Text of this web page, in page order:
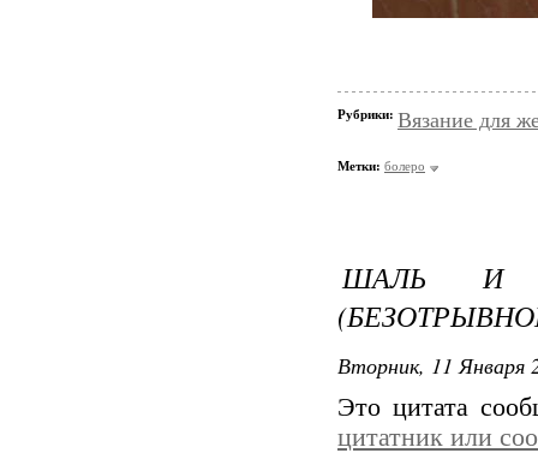
Рубрики: Вязание для
Метки: болеро
ШАЛЬ И
Вторник, 11 Января
Это цитата
цитатник или